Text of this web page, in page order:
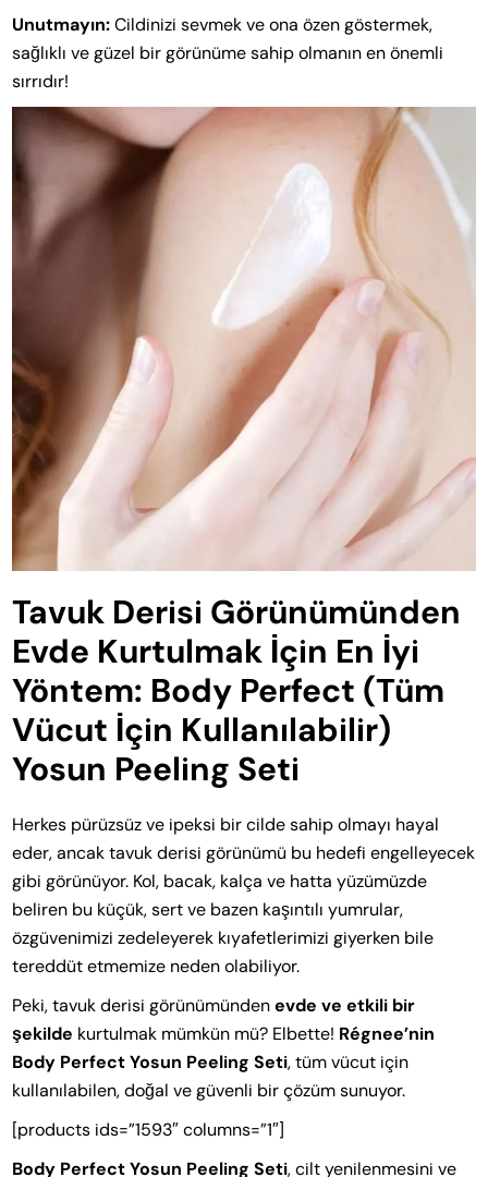
Unutmayın:Cildinizi sevmek ve ona özen göstermek,
sağlıklı ve güzel bir görünüme sahip olmanın en önemli
sırrıdır!
Tavuk Derisi Görünümünden
Evde Kurtulmak İçin En İyi
Yöntem: Body Perfect (Tüm
Vücut İçin Kullanılabilir)
Yosun Peeling Seti
Herkes pürüzsüz ve ipeksi bir cilde sahip olmayı hayal
eder, ancak tavuk derisi görünümü bu hedefi engelleyecek
gibi görünüyor. Kol, bacak, kalça ve hatta yüzümüzde
beliren bu küçük, sert ve bazen kaşıntılı yumrular,
özgüvenimizi zedeleyerek kıyafetlerimizi giyerken bile
tereddüt etmemize neden olabiliyor.
Peki, tavuk derisi görünümündenevde ve etkili bir
şekilde kurtulmak mümkün mü? Elbette! Régnee’nin
Body Perfect Yosun Peeling Seti, tüm vücut için
kullanılabilen, doğal ve güvenli bir çözüm sunuyor.
[products ids=”1593″ columns=”1″]
Body Perfect Yosun Peeling Seti, cilt yenilenmesini ve